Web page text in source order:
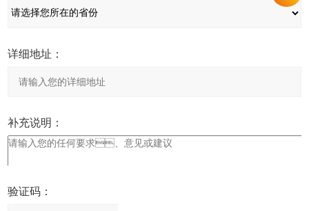
详细地址：
补充说明：
验证码：